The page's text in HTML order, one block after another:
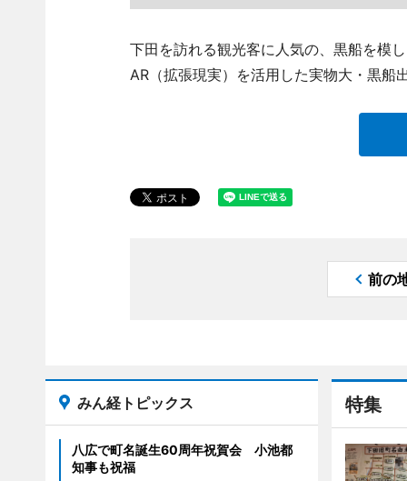
下田を訪れる観光客に人気の、黒船を模
AR（拡張現実）を活用した実物大・黒船
前の
特集
みん経トピックス
八広で町名誕生60周年祝賀会 小池都
知事も祝福